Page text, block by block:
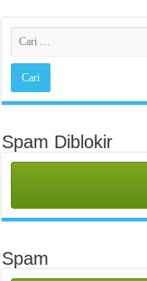
Spam Diblokir
Spam